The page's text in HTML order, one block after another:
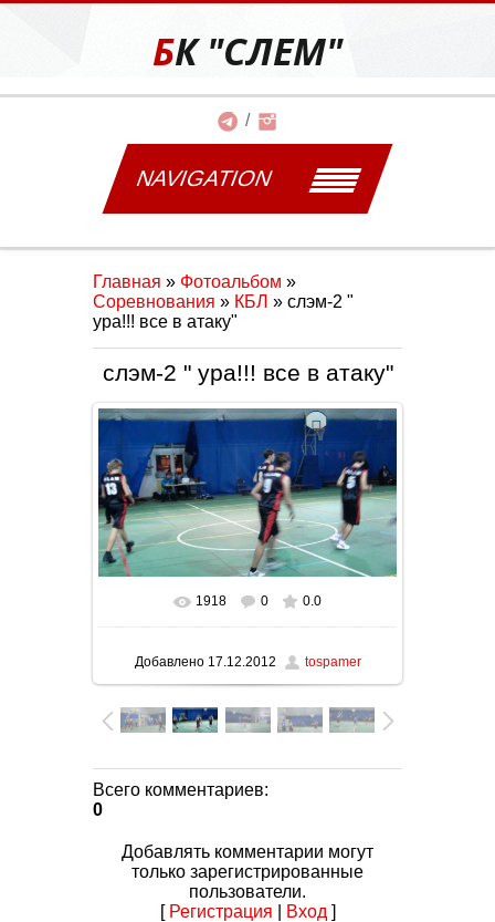
БК "СЛЕМ"
NAVIGATION
Главная » Фотоальбом »
Соревнования » КБЛ » слэм-2 "
ура!!! все в атаку"
слэм-2 " ура!!! все в атаку"
В реальном размере 1024x576
1918 0 0.0
Добавлено17.12.2012 tospamer
Всего комментариев:
0
Добавлять комментарии могут
только зарегистрированные
пользователи.
[ Регистрация Вход ]